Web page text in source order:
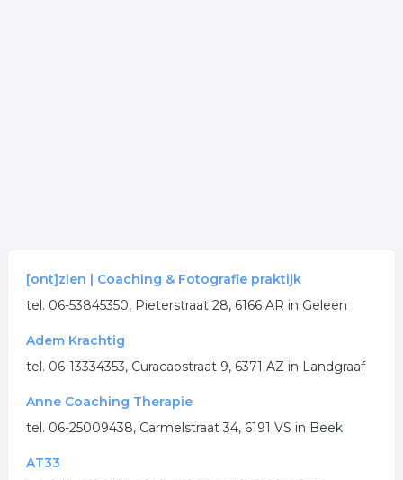
[ont]zien | Coaching & Fotografie praktijk
tel. 06-53845350, Pieterstraat 28, 6166 AR in Geleen
Adem Krachtig
tel. 06-13334353, Curacaostraat 9, 6371 AZ in Landgraaf
Anne Coaching Therapie
tel. 06-25009438, Carmelstraat 34, 6191 VS in Beek
AT33